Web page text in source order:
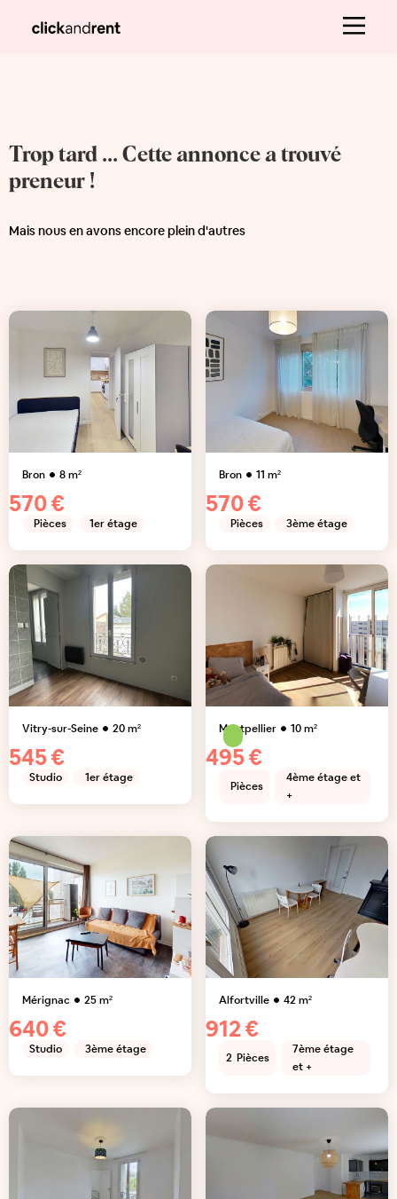
Trop tard ... Cette annonce a trouvé
preneur !
Mais nous en avons encore plein d'autres
Bron 8m²
570 €
Pièces 1er étage
Bron 11 m²
570 €
Pièces 3ème étage
Vitry-sur-Seine 20m²
545 €
Studio 1er étage
Montpellier 10m²
495 €
Pièces
4ème étage et
+
Mérignac 25m²
640 €
Studio 3ème étage
Alfortville 42m²
912 €
2 Pièces
7ème étage
et +